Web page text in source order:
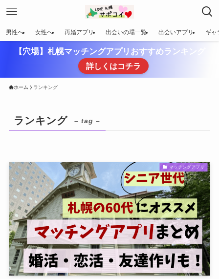
男性へ 女性へ 再婚アプリ 出会いの場一覧 出会いアプリ ギャ
【穴場】札幌マッチングアプリおすすめランキング
詳しくはコチラ
ホーム ランキング
ランキング – tag –
マッチングアプリ